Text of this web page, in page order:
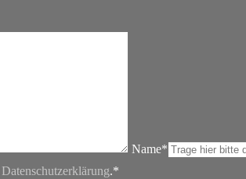
Name*
Datenschutzerklärung.*